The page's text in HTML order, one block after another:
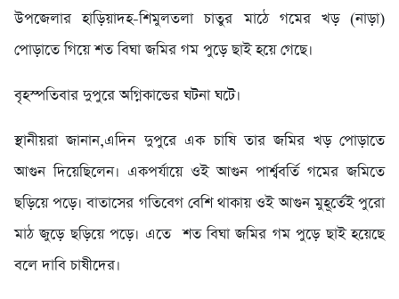
উপজেলার হাড়িয়াদহ-শিমুলতলা চাতুর মাঠে গমের খড় (নাড়া)
পোড়াতে গিয়ে শত বিঘা জমির গম পুড়ে ছাই হয়ে গেছে।
বৃহস্পতিবার দুপুরে অগ্নিকান্ডের ঘটনা ঘটে।
স্থানীয়রা জানান,এদিন দুপুরে এক চাষি তার জমির খড় পোড়াতে
আগুন দিয়েছিলেন। একপর্যায়ে ওই আগুন পার্শ্ববর্তি গমের জমিতে
ছড়িয়ে পড়ে। বাতাসের গতিবেগ বেশি থাকায় ওই আগুন মুহূর্তেই পুরো
মাঠ জুড়ে ছড়িয়ে পড়ে। এতে শত বিঘা জমির গম পুড়ে ছাই হয়েছে
বলে দাবি চাষীদের।